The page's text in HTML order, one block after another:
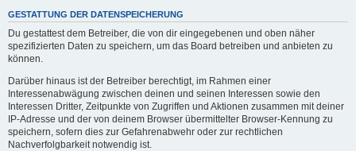
GESTATTUNG DER DATENSPEICHERUNG
Du gestattest dem Betreiber, die von dir eingegebenen und oben näher
spezifizierten Daten zu speichern, um das Board betreiben und anbieten zu
können.
Darüber hinaus ist der Betreiber berechtigt, im Rahmen einer
Interessenabwägung zwischen deinen und seinen Interessen sowie den
Interessen Dritter, Zeitpunkte von Zugriffen und Aktionen zusammen mit deiner
IP-Adresse und der von deinem Browser übermittelter Browser-Kennung zu
speichern, sofern dies zur Gefahrenabwehr oder zur rechtlichen
Nachverfolgbarkeit notwendig ist.